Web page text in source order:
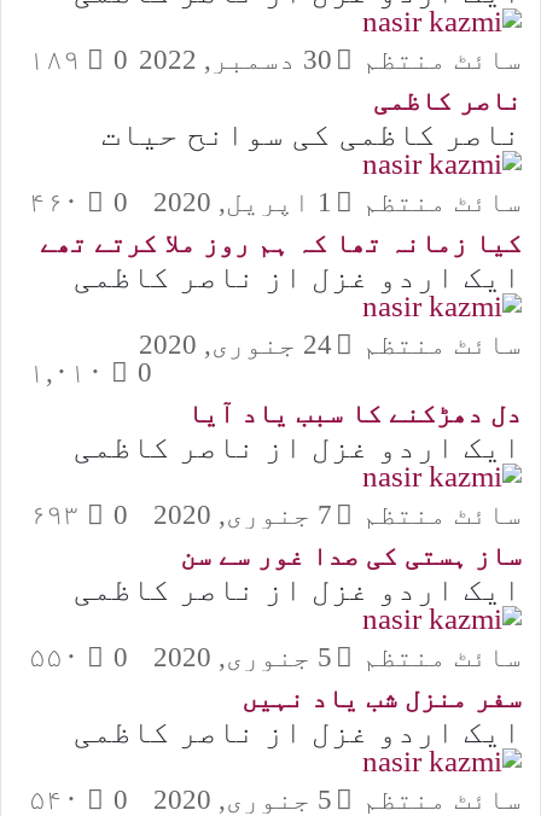
سائٹ منتظم 30 دسمبر, 2022 0
ناصر کاظمی
ناصر کاظمی کی سوانح حیات
سائٹ منتظم 1 اپریل, 2020 0
کیا زمانہ تھا کہ ہم روز ملا کرتے تھے
ایک اردو غزل از ناصر کاظمی
سائٹ منتظم
24 جنوری, 2020
0
دل دھڑکنے کا سبب یاد آیا
ایک اردو غزل از ناصر کاظمی
سائٹ منتظم 7 جنوری, 2020 0
ساز ہستی کی صدا غور سے سن
ایک اردو غزل از ناصر کاظمی
سائٹ منتظم 5 جنوری, 2020 0
سفر منزل شب یاد نہیں
ایک اردو غزل از ناصر کاظمی
سائٹ منتظم 5 جنوری, 2020 0